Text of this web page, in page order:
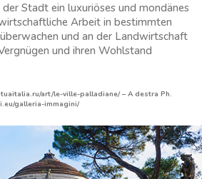
Stadt ein luxuriöses und mondänes
Arbeit in bestimmten
und an der Landwirtschaft
und ihren Wohlstand
art/le-ville-palladiane/ – A destra Ph.
galleria-immagini/